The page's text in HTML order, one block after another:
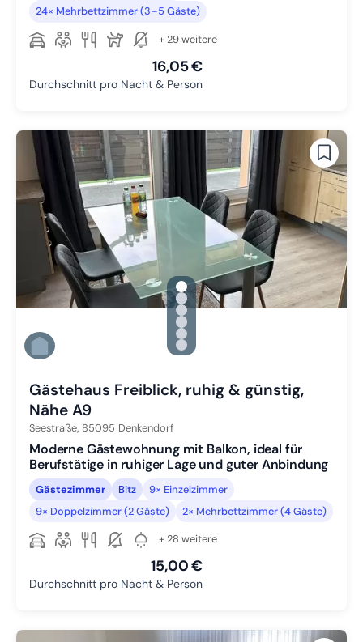
24× Mehrbettzimmer (3–5 Gäste)
+ 29 weitere
16,05 €
Durchschnitt pro Nacht & Person
gallery.slide_selector
Zu Slide 1 wechseln
Zu Slide 2 wechseln
Zu Slide 3 wechseln
Zu Slide 4 wechseln
Zu Slide 5 wechseln
Zu Slide 6 wechseln
Gästehaus Freiblick, ruhig & günstig,
Nähe A9
Seestraße, 85095 Denkendorf
Moderne Gästewohnung mit Balkon, ideal für
Berufstätige in ruhiger Lage und guter Anbindung
Gästezimmer Bitz
9× Einzelzimmer
9× Doppelzimmer (2 Gäste)
2× Mehrbettzimmer (4 Gäste)
+ 28 weitere
15,00 €
Durchschnitt pro Nacht & Person